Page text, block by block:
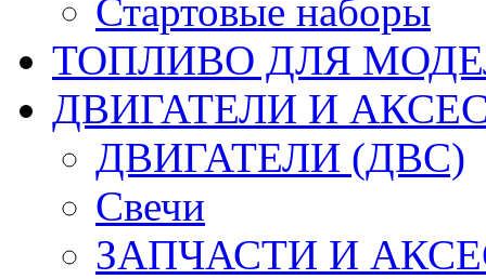
Стартовые наборы
ТОПЛИВО ДЛЯ
ДВИГАТЕЛИ И
ДВИГАТЕЛИ (ДВС)
Свечи
ЗАПЧАСТИ И